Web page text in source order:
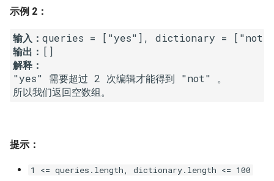
19. 正则表达式匹配
20. 表示数值的字符串
符串
17. 含有所有字符的最短字符
19. 最多删除一个字符得到回
3.1. 三合一
3.2. 栈的最小值
3.4. 化栈为队
3.5. 栈排序
示例 2：
输入：
输出：
解释：
"yes" 需要超过 2 次编辑才能得到 "not" 。
提示：
1 <= queries.length, dictionary.length <= 100